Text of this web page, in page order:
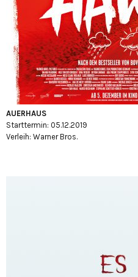
AUERHAUS
Starttermin: 05.12.2019
Verleih: Warner Bros.